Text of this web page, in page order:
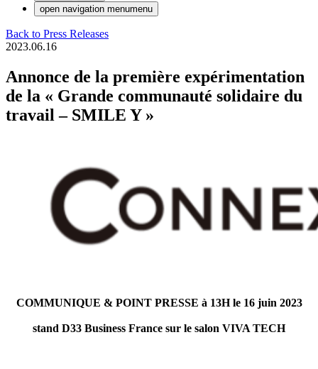
open navigation menumenu
Back to Press Releases
2023.06.16
Annonce de la première expérimentation
de la « Grande communauté solidaire du
travail – SMILE Y »
COMMUNIQUE & POINT PRESSE à 13H le 16 juin 2023
stand D33 Business France sur le salon VIVA TECH